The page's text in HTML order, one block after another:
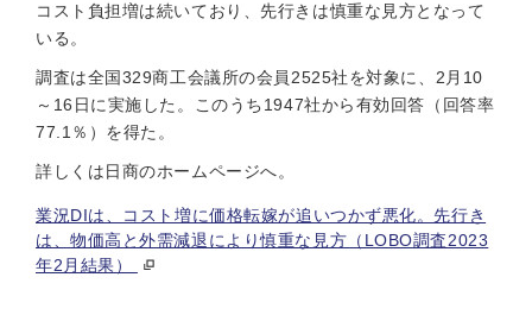
コスト負担増は続いており、先行きは慎重な見方となって
いる。
調査は全国329商工会議所の会員2525社を対象に、2月10
～16日に実施した。このうち1947社から有効回答（回答率
77.1％）を得た。
詳しくは日商のホームページへ。
業況DIは、コスト増に価格転嫁が追いつかず悪化。先行き
は、物価高と外需減退により慎重な見方（LOBO調査2023
年2月結果）